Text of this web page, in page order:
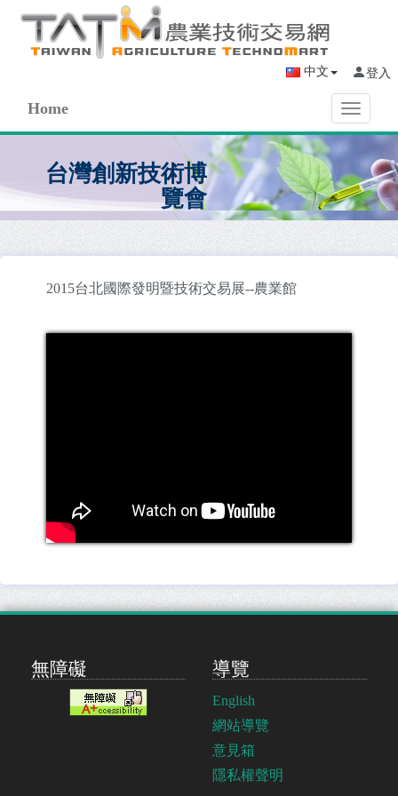
中文 登入
Toggle
Home
台灣創新技術博
覽會
2015台北國際發明暨技術交易展--農業館
無障礙 導覽
English
網站導覽
意見箱
隱私權聲明